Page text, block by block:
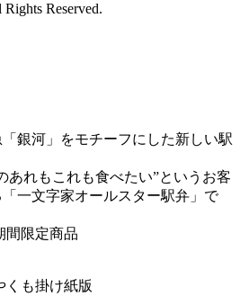
Reserved.
銀河」をモチーフにした新しい駅
あれもこれも食べたい”というお客
一文字家オールスター駅弁」で
間限定商品
くも掛け紙版